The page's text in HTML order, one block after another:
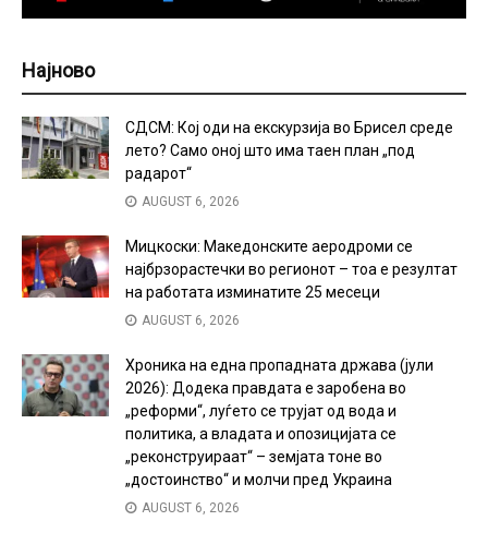
Најново
СДСМ: Кој оди на екскурзија во Брисел среде
лето? Само оној што има таен план „под
радарот“
AUGUST 6, 2026
Мицкоски: Македонските аеродроми се
најбрзорастечки во регионот – тоа е резултат
на работата изминатите 25 месеци
AUGUST 6, 2026
Хроника на една пропадната држава (јули
2026): Додека правдата е заробена во
„реформи“, луѓето се трујат од вода и
политика, а владата и опозицијата се
„реконструираат“ – земјата тоне во
„достоинство“ и молчи пред Украина
AUGUST 6, 2026